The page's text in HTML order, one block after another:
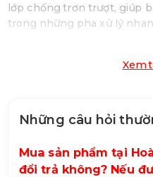
lớp chống trơn trượt, giúp
trong những pha xử lý
chuyển đổi giữa hai chế
dụng, mang đến sự linh
Cảm biến quang học
Xem
Những câu hỏi
Mua sản phẩm tại
đổi trả không? Nếu